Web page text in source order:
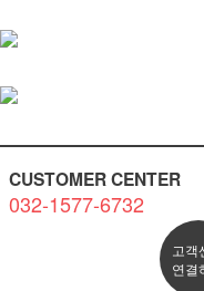
CUSTOMER CENTER
032-1577-6732
고객
연결